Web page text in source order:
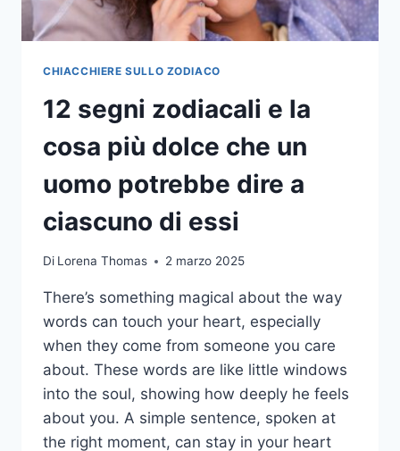
RAPPORTO
DI
CHIACCHIERE SULLO ZODIACO
12 segni zodiacali e la
cosa più dolce che un
uomo potrebbe dire a
ciascuno di essi
Di Lorena Thomas 2 marzo 2025
There’s something magical about the way
words can touch your heart, especially
when they come from someone you care
about. These words are like little windows
into the soul, showing how deeply he feels
about you. A simple sentence, spoken at
the right moment, can stay in your heart